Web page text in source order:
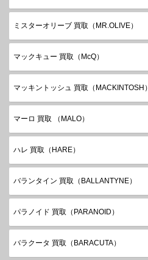
ミスターオリーブ 買取（MR.OLIVE）
マックキュー 買取（McQ）
マッキントッシュ 買取（MACKINTOSH）
マーロ 買取 （MALO）
ハレ 買取（HARE）
バランタイン 買取（BALLANTYNE）
パラノイド 買取（PARANOID）
バラクータ 買取（BARACUTA）